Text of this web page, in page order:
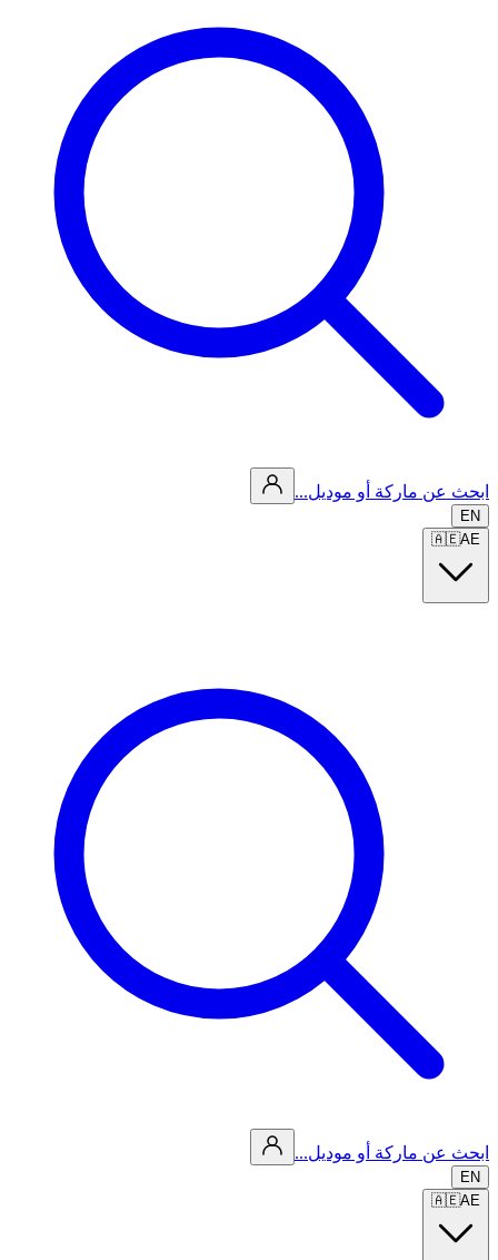
ابحث عن ماركة أو موديل...
EN
🇦🇪AE
ابحث عن ماركة أو موديل...
EN
🇦🇪AE